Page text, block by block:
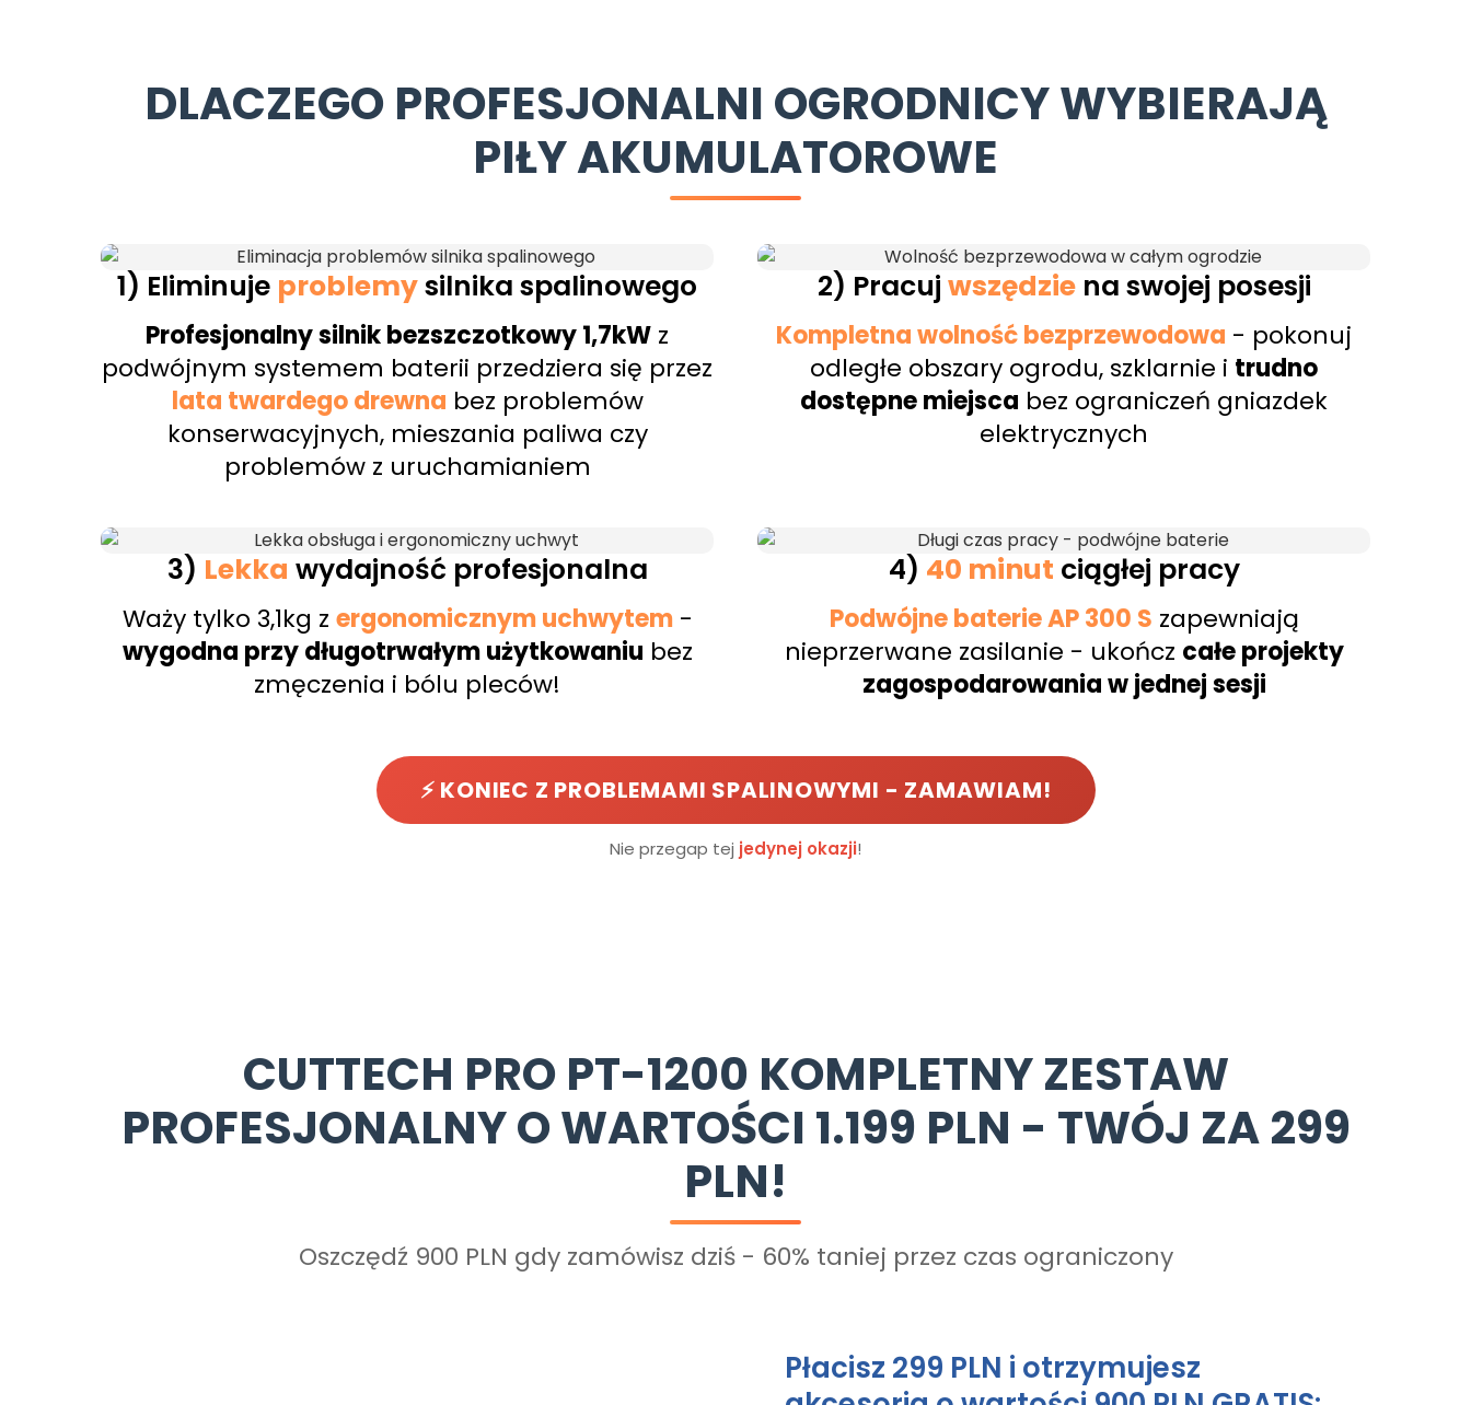
DLACZEGO PROFESJONALNI OGRODNICY WYBIERAJĄ
PIŁY AKUMULATOROWE
1) Eliminuje problemysilnika spalinowego
Profesjonalny silnik bezszczotkowy 1,7kW z
podwójnym systemem baterii przedziera się przez
lata twardego drewna bez problemów
konserwacyjnych, mieszania paliwa czy
problemów z uruchamianiem
2) Pracuj wszędziena swojej posesji
Kompletna wolność bezprzewodowa - pokonuj
odległe obszary ogrodu, szklarnie i trudno
dostępne miejsca bez ograniczeń gniazdek
elektrycznych
3) Lekka wydajność profesjonalna
Waży tylko 3,1kg z ergonomicznym uchwytem-
wygodna przy długotrwałym użytkowaniu bez
zmęczenia i bólu pleców!
4) 40 minut ciągłej pracy
Podwójne baterie AP 300 S zapewniają
nieprzerwane zasilanie - ukończ całe projekty
zagospodarowania w jednej sesji
⚡ KONIEC Z PROBLEMAMI SPALINOWYMI - ZAMAWIAM!
Nie przegap tej jedynej okazji!
CUTTECH PRO PT-1200 KOMPLETNY ZESTAW
PROFESJONALNY O WARTOŚCI 1.199 PLN - TWÓJ ZA 299
PLN!
Oszczędź 900 PLN gdy zamówisz dziś - 60% taniej przez czas ograniczony
Płacisz 299 PLN i otrzymujesz